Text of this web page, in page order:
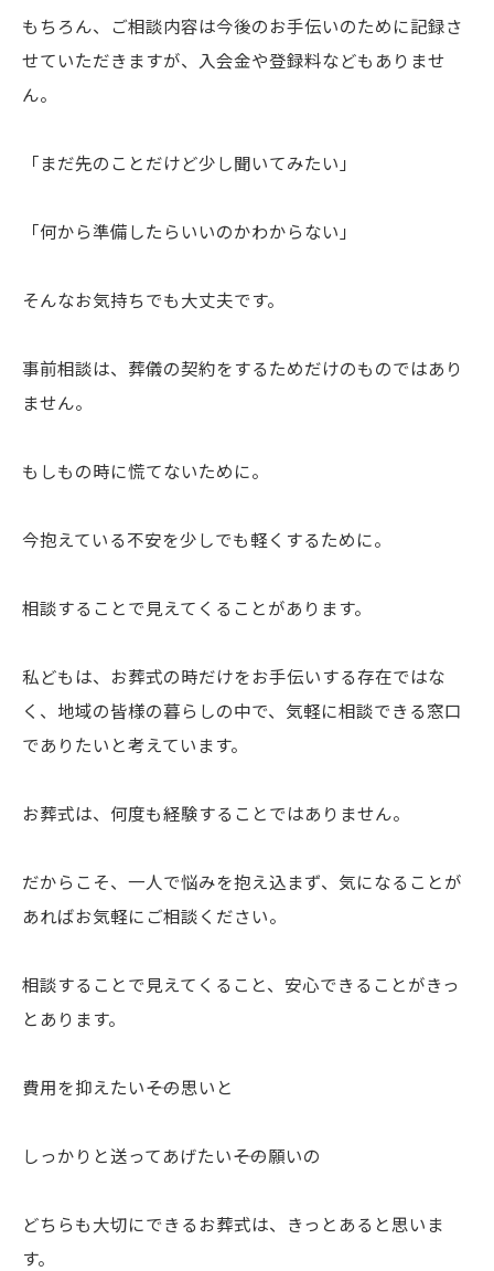
もちろん、ご相談内容は今後のお手伝いのために記録さ
せていただきますが、入会金や登録料などもありませ
ん。
「まだ先のことだけど少し聞いてみたい」
「何から準備したらいいのかわからない」
そんなお気持ちでも大丈夫です。
事前相談は、葬儀の契約をするためだけのものではあり
ません。
もしもの時に慌てないために。
今抱えている不安を少しでも軽くするために。
相談することで見えてくることがあります。
私どもは、お葬式の時だけをお手伝いする存在ではな
く、地域の皆様の暮らしの中で、気軽に相談できる窓口
でありたいと考えています。
お葬式は、何度も経験することではありません。
だからこそ、一人で悩みを抱え込まず、気になることが
あればお気軽にご相談ください。
相談することで見えてくること、安心できることがきっ
とあります。
費用を抑えたい――その思いと
しっかりと送ってあげたい――その願いの
どちらも大切にできるお葬式は、きっとあると思いま
す。